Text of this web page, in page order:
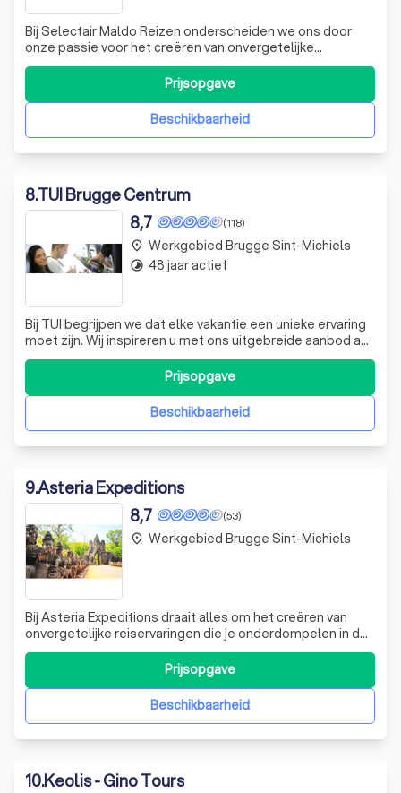
Bij Selectair Maldo Reizen onderscheiden we ons door
onze passie voor het creëren van onvergetelijke
reiservaringen. Als officiële partner van het House of
Weddings Kwaliteitslabel, bieden we een scala aan
betrouwbare en hoogwaardige huwelijksleveranciers in
België. Of je nu droomt van een romantisc
Beschikbaarheid
Prijsopgave
8.TUI Brugge Centrum
(118)
8,7
Bij TUI begrijpen we dat elke vakantie een unieke ervaring
moet zijn. Wij inspireren u met ons uitgebreide aanbod aan
bestemmingen, van zonovergoten stranden tot culturele
stedentrips. Met onze gebruiksvriendelijke app heeft u
altijd toegang tot uw boekingsdetails en kunt u eenvoudig
informatie over
Beschikbaarheid
Prijsopgave
place Werkgebied Brugge Sint-Michiels
timelapse 48 jaar actief
9.Asteria Expeditions
(53)
8,7
Bij Asteria Expeditions draait alles om het creëren van
onvergetelijke reiservaringen die je onderdompelen in de
schoonheid en diversiteit van onze wereld. Wij
onderscheiden ons door unieke expedities naar de meest
betoverende bestemmingen, van de magische
landschappen van Lapland tot de fascinerend
Beschikbaarheid
Prijsopgave
place Werkgebied Brugge Sint-Michiels
10.Keolis - Gino Tours